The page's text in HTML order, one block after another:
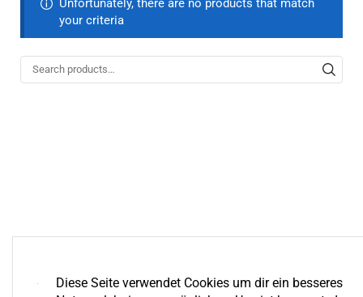
Unfortunately, there are no products that match
your criteria
Diese Seite verwendet Cookies um dir ein besseres